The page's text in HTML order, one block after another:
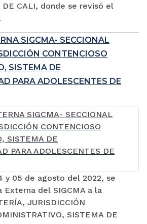
DE CALI, donde se revisó el
SIGCMA- SECCIONAL
CONTENCIOSO
SISTEMA DE
PARA ADOLESCENTES DE
y 05 de agosto del 2022, se
Externa del SIGCMA a la
JURISDICCIÓN
SISTEMA DE